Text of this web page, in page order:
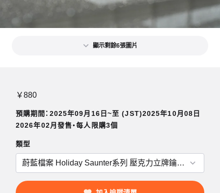
顯示剩餘6張圖片
￥880
預購期間：2025年09月16日~至 (JST)2025年10月08日
2026年02月發售・每人限購3個
類型